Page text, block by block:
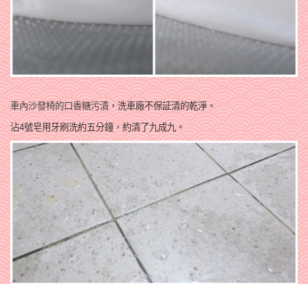
車內沙發椅的口香糖污漬，洗車廠不保証清的乾淨。
沾4號皂用牙刷洗約五分鐘，約清了九成九。